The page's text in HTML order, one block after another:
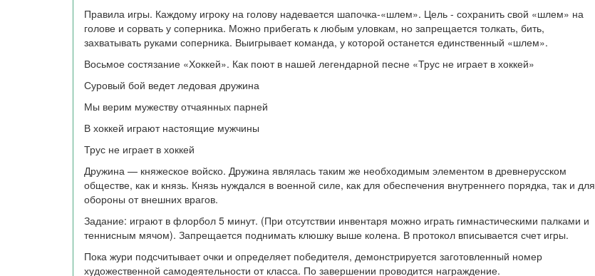
Правила игры. Каждому игроку на голову надевается шапочка-«шлем». Цель - сохранить свой «шлем» на
голове и сорвать у соперника. Можно прибегать к любым уловкам, но запрещается толкать, бить,
захватывать руками соперника. Выигрывает команда, у которой останется единственный «шлем».
Восьмое состязание «Хоккей». Как поют в нашей легендарной песне «Трус не играет в хоккей»
Суровый бой ведет ледовая дружина
Мы верим мужеству отчаянных парней
В хоккей играют настоящие мужчины
Трус не играет в хоккей
Дружина — княжеское войско. Дружина являлась таким же необходимым элементом в древнерусском
обществе, как и князь. Князь нуждался в военной силе, как для обеспечения внутреннего порядка, так и для
обороны от внешних врагов.
Задание: играют в флорбол 5 минут. (При отсутствии инвентаря можно играть гимнастическими палками и
теннисным мячом). Запрещается поднимать клюшку выше колена. В протокол вписывается счет игры.
Пока жури подсчитывает очки и определяет победителя, демонстрируется заготовленный номер
художественной самодеятельности от класса. По завершении проводится награждение.